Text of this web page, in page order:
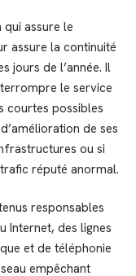
assure le
assure la continuité
jours de l’année. Il
le service
courtes possibles
de ses
ou si
réputé anormal.
responsables
Internet, des lignes
et de téléphonie
empêchant